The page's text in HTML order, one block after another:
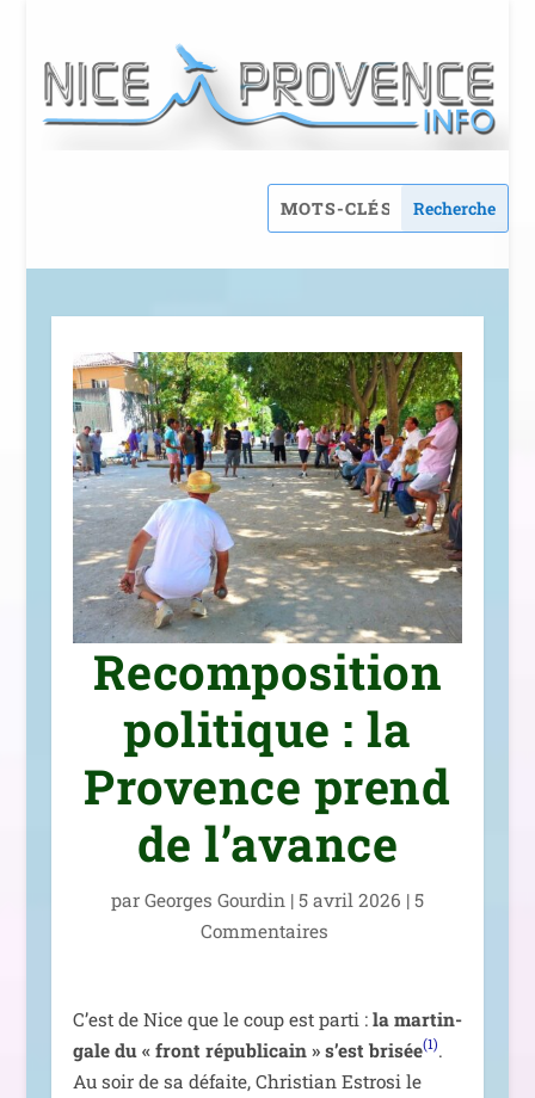
Recomposition
politique : la
Provence prend
de l’avance
par Georges Gourdin| 5 avril 2026 | 5
Commentaires
C’est de Nice que le coup est par­ti : la mar­tin­
gale du « front répu­bli­cain » s’est bri­sée(1).
Au soir de sa défaite, Christian Estrosi le